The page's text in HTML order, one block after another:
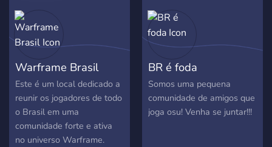
Warframe Brasil
Este é um local dedicado a
reunir os jogadores de todo
o Brasil em uma
comunidade forte e ativa
no universo Warframe.
BR é foda
Somos uma pequena
comunidade de amigos que
joga osu! Venha se juntar!!!